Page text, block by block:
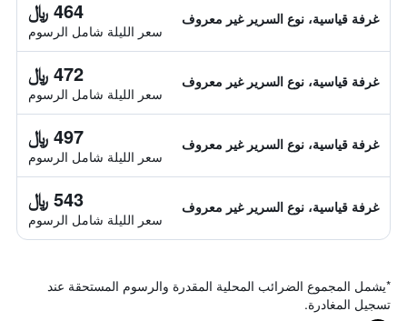
غرفة قياسية، نوع السرير غير معروف 464 ﷼
سعر الليلة شامل الرسوم
غرفة قياسية، نوع السرير غير معروف 472 ﷼
سعر الليلة شامل الرسوم
غرفة قياسية، نوع السرير غير معروف 497 ﷼
سعر الليلة شامل الرسوم
غرفة قياسية، نوع السرير غير معروف 543 ﷼
سعر الليلة شامل الرسوم
*يشمل المجموع الضرائب المحلية المقدرة والرسوم المستحقة عند
تسجيل المغادرة.